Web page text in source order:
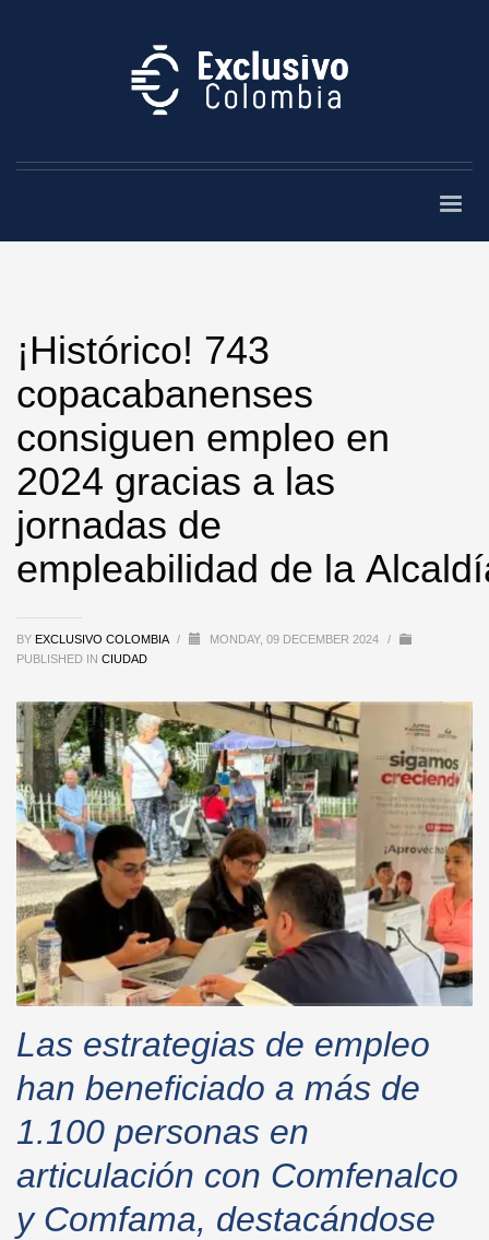
¡Histórico! 743
copacabanenses
consiguen empleo en
2024 gracias a las
jornadas de
empleabilidad de la
BY EXCLUSIVO COLOMBIA / MONDAY, 09 DECEMBER 2024
/
PUBLISHED IN CIUDAD
Las estrategias de empleo
han beneficiado a más de
1.100 personas en
articulación con Comfenalco
y Comfama, destacándose